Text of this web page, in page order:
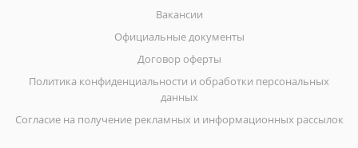
Вакансии
Официальные документы
Договор оферты
Политика конфиденциальности и обработки персональных
данных
Согласие на получение рекламных и информационных рассылок